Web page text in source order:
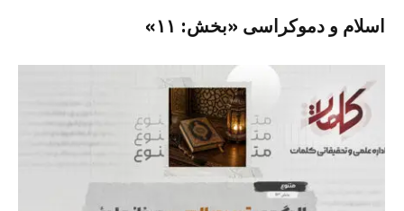
اسلام و دموکراسی «بخش: ۱۱»